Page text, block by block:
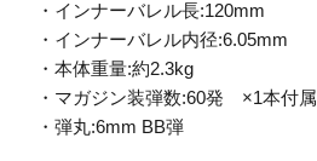
・インナーバレル長:120mm
・インナーバレル内径:6.05mm
・本体重量:約2.3kg
・マガジン装弾数:60発 ×1本付属
・弾丸:6mm BB弾